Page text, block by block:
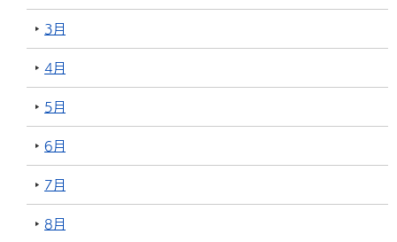
3月
4月
5月
6月
7月
8月